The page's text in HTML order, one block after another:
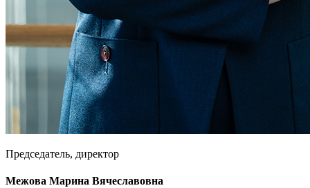
Председатель, директор
Межова Марина Вячеславовна